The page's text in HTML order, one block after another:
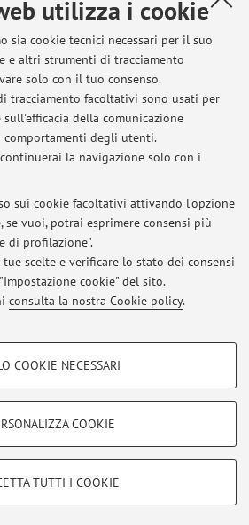
utilizza i cookie
sia cookie tecnici necessari per il suo
e altri strumenti di tracciamento
solo con il tuo consenso.
tracciamento facoltativi sono usati per
della comunicazione
degli utenti.
la navigazione solo con i
sui cookie facoltativi attivando l'opzione
se vuoi, potrai esprimere consensi più
di profilazione".
scelte e verificare lo stato dei consensi
cookie" del sito.
consulta la nostra Cookie policy.
- FACOLTATIVI
a titolo esemplificativo, per il corretto
COOKIE NECESSARI
COOKIE
TUTTI I COOKIE
Industriale "Toso Montanari"
Bologna -Vai alla mappa
Ultimi avvisi
non sono presenti avvisi.
tutti i contenuti del sito.
Bologna - Partita IVA: 01131710376